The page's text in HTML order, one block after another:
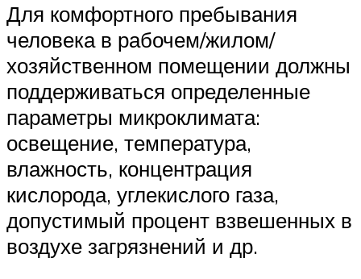
Для комфортного пребывания
человека в рабочем/жилом/
хозяйственном помещении должны
поддерживаться определенные
параметры микроклимата:
освещение, температура,
влажность, концентрация
кислорода, углекислого газа,
допустимый процент взвешенных в
воздухе загрязнений и др.